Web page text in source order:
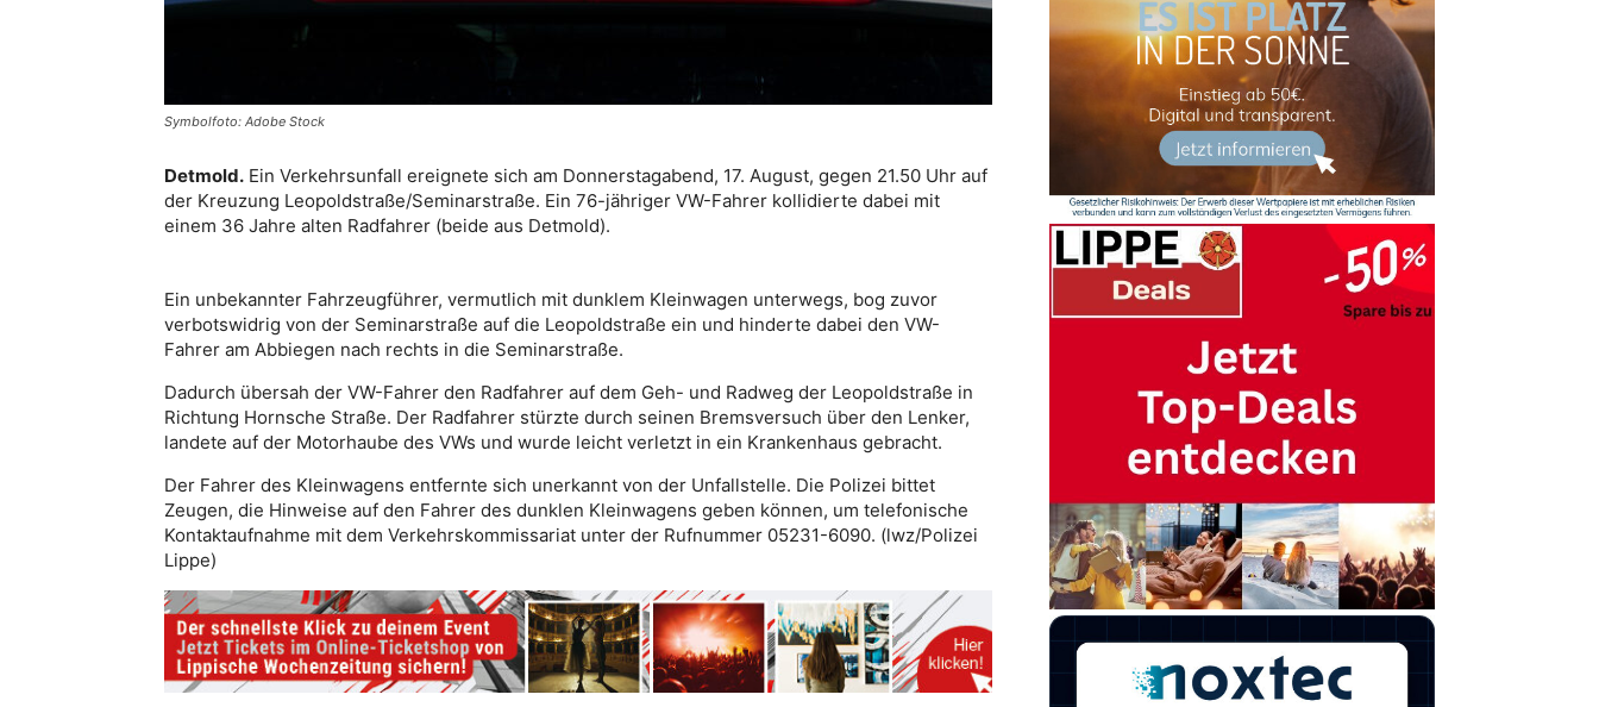
Symbolfoto: Adobe Stock
Detmold. Ein Verkehrsunfall ereignete sich am Donnerstagabend, 17. August, gegen 21.50 Uhr auf
der Kreuzung Leopoldstraße/Seminarstraße. Ein 76-jähriger VW-Fahrer kollidierte dabei mit
einem 36 Jahre alten Radfahrer (beide aus Detmold).
Ein unbekannter Fahrzeugführer, vermutlich mit dunklem Kleinwagen unterwegs, bog zuvor
verbotswidrig von der Seminarstraße auf die Leopoldstraße ein und hinderte dabei den VW-
Fahrer am Abbiegen nach rechts in die Seminarstraße.
Dadurch übersah der VW-Fahrer den Radfahrer auf dem Geh- und Radweg der Leopoldstraße in
Richtung Hornsche Straße. Der Radfahrer stürzte durch seinen Bremsversuch über den Lenker,
landete auf der Motorhaube des VWs und wurde leicht verletzt in ein Krankenhaus gebracht.
Der Fahrer des Kleinwagens entfernte sich unerkannt von der Unfallstelle. Die Polizei bittet
Zeugen, die Hinweise auf den Fahrer des dunklen Kleinwagens geben können, um telefonische
Kontaktaufnahme mit dem Verkehrskommissariat unter der Rufnummer 05231-6090. (lwz/Polizei
Lippe)